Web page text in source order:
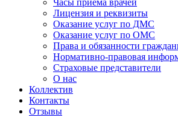
Часы приема врачей
Лицензия и реквизиты
Оказание услуг по ДМС
Оказание услуг по ОМС
Права и обязанности
Нормативно-правовая
Страховые представители
О нас
Коллектив
Контакты
Отзывы